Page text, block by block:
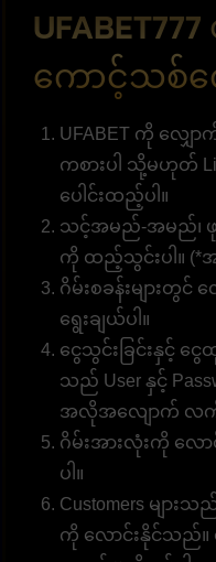
ကောင့်သစ်လ
UFABET ကို လျှေ
ကစားပါ သို့မဟုတ်
ပေါင်းထည့်ပါ။
သင့်အမည်-အမည်၊ ဖု
ကို ထည့်သွင်းပါ။
ဂိမ်းစခန်းများတွင်
ရွေးချယ်ပါ။
ငွေသွင်းခြင်းနှင့် ငွေ
သည် User နှင့်
အလိုအလျောက် လ
ဂိမ်းအားလုံးကို လောင်
ပါ။
Customers မျာ
ကို လောင်းနိုင်သည်